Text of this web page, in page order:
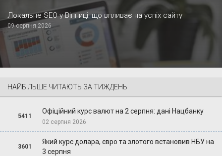
Локальне SEO у Вінниці: що впливає на успіх сайту
09 серпня 2026
НАЙБІЛЬШЕ ЧИТАЮТЬ ЗА ТИЖДЕНЬ
5411
Офіційний курс валют на 2 серпня: дані Нацбанку
02 серпня 2026
3601
Який курс долара, євро та злотого встановив НБУ на
3 серпня